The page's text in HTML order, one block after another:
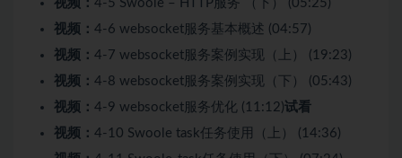
视频： 4-5 Swoole – HTTP服务 （下） (05:25)
视频： 4-6 websocket服务基本概述 (04:57)
视频： 4-7 websocket服务案例实现（上） (19:23)
视频： 4-8 websocket服务案例实现（下） (05:43)
视频： 4-9 websocket服务优化 (11:12)试看
视频： 4-10 Swoole task任务使用（上） (14:36)